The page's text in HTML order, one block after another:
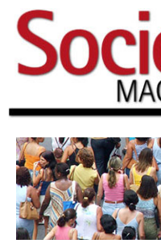
Overslaan
en
naar
inhoud
gaan